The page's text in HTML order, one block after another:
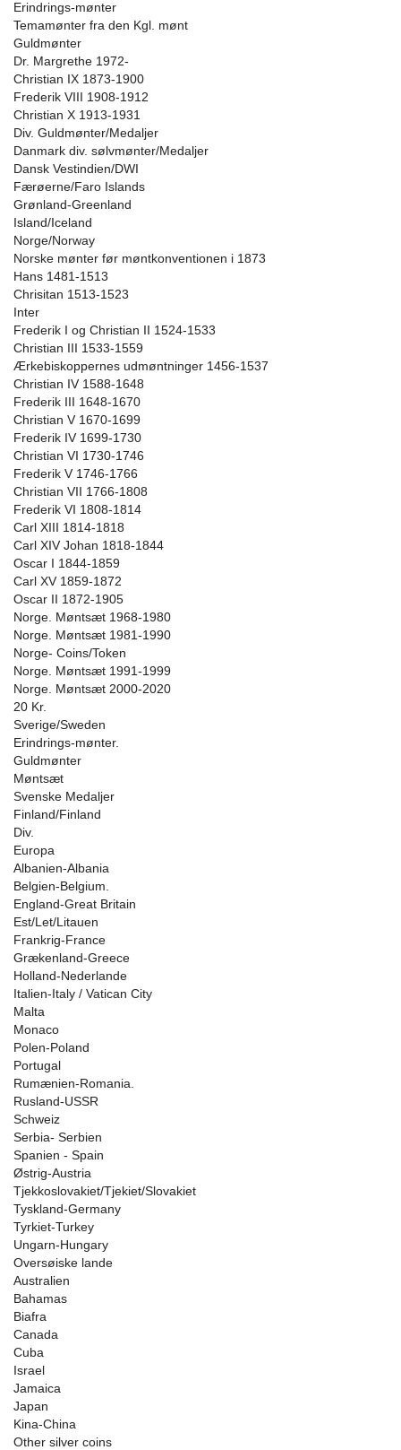
Erindrings-mønter
Temamønter fra den Kgl. mønt
Guldmønter
Dr. Margrethe 1972-
Christian IX 1873-1900
Frederik VIII 1908-1912
Christian X 1913-1931
Div. Guldmønter/Medaljer
Danmark div. sølvmønter/Medaljer
Dansk Vestindien/DWI
Færøerne/Faro Islands
Grønland-Greenland
Island/Iceland
Norge/Norway
Norske mønter før møntkonventionen i 1873
Hans 1481-1513
Chrisitan 1513-1523
Inter
Frederik I og Christian II 1524-1533
Christian III 1533-1559
Ærkebiskoppernes udmøntninger 1456-1537
Christian IV 1588-1648
Frederik III 1648-1670
Christian V 1670-1699
Frederik IV 1699-1730
Christian VI 1730-1746
Frederik V 1746-1766
Christian VII 1766-1808
Frederik VI 1808-1814
Carl XIII 1814-1818
Carl XIV Johan 1818-1844
Oscar I 1844-1859
Carl XV 1859-1872
Oscar II 1872-1905
Norge. Møntsæt 1968-1980
Norge. Møntsæt 1981-1990
Norge- Coins/Token
Norge. Møntsæt 1991-1999
Norge. Møntsæt 2000-2020
20 Kr.
Sverige/Sweden
Erindrings-mønter.
Guldmønter
Møntsæt
Svenske Medaljer
Finland/Finland
Div.
Europa
Albanien-Albania
Belgien-Belgium.
England-Great Britain
Est/Let/Litauen
Frankrig-France
Grækenland-Greece
Holland-Nederlande
Italien-Italy / Vatican City
Malta
Monaco
Polen-Poland
Portugal
Rumænien-Romania.
Rusland-USSR
Schweiz
Serbia- Serbien
Spanien - Spain
Østrig-Austria
Tjekkoslovakiet/Tjekiet/Slovakiet
Tyskland-Germany
Tyrkiet-Turkey
Ungarn-Hungary
Oversøiske lande
Australien
Bahamas
Biafra
Canada
Cuba
Israel
Jamaica
Japan
Kina-China
Other silver coins